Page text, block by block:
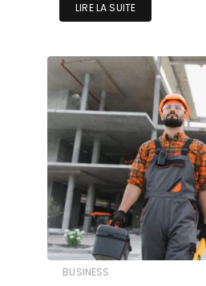
LIRE LA SUITE
BUSINESS